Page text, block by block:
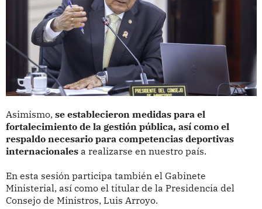
Asimismo, se establecieron medidas para el
fortalecimiento de la gestión pública, así como el
respaldo necesario para competencias deportivas
internacionales a realizarse en nuestro país.
En esta sesión participa también el Gabinete
Ministerial, así como el titular de la Presidencia del
Consejo de Ministros, Luis Arroyo.